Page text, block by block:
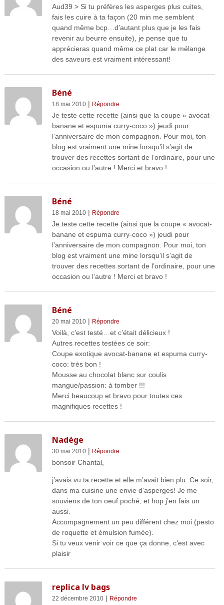
Aud39 > Si tu préfères les asperges plus cuites,
fais les cuire à ta façon (20 min me semblent
quand même bcp…d’autant plus que je les fais
revenir au beurre ensuite), je pense que tu
apprécieras quand même ce plat car le mélange
des saveurs est vraiment intéressant!
Béné
18 mai 2010| Répondre
Je teste cette recette (ainsi que la coupe « avocat-
banane et espuma curry-coco ») jeudi pour
l’anniversaire de mon compagnon. Pour moi, ton
blog est vraiment une mine lorsqu’il s’agit de
trouver des recettes sortant de l’ordinaire, pour une
occasion ou l’autre ! Merci et bravo !
Béné
18 mai 2010| Répondre
Je teste cette recette (ainsi que la coupe « avocat-
banane et espuma curry-coco ») jeudi pour
l’anniversaire de mon compagnon. Pour moi, ton
blog est vraiment une mine lorsqu’il s’agit de
trouver des recettes sortant de l’ordinaire, pour une
occasion ou l’autre ! Merci et bravo !
Béné
20 mai 2010| Répondre
Voilà, c’est testé…et c’était délicieux !
Autres recettes testées ce soir:
Coupe exotique avocat-banane et espuma curry-
coco: très bon !
Mousse au chocolat blanc sur coulis
mangue/passion: à tomber !!!
Merci beaucoup et bravo pour toutes ces
magnifiques recettes !
Nadège
30 mai 2010| Répondre
bonsoir Chantal,
j’avais vu ta recette et elle m’avait bien plu. Ce soir,
dans ma cuisine une envie d’asperges! Je me
souviens de ton oeuf poché, et hop j’en fais un
aussi.
Accompagnement un peu différent chez moi (pesto
de roquette et émulsion fumée).
Si tu veux venir voir ce que ça donne, c’est avec
plaisir
replica lv bags
22 décembre 2010| Répondre